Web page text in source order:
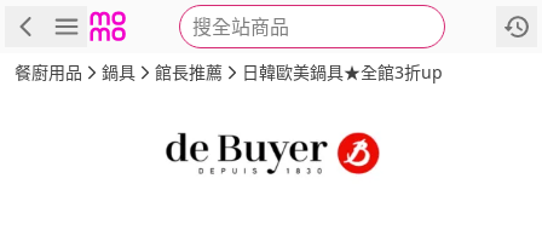
搜全站商品
商品 評價 詳情
餐廚用品 鍋具 館長推薦 日韓歐美鍋具★全館3折up